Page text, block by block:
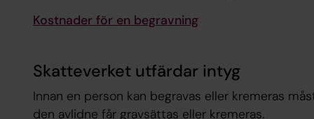
Kostnader för en begravning
Skatteverket utfärdar intyg
Innan en person kan begravas eller kremeras
den avlidne får gravsättas eller kremeras.